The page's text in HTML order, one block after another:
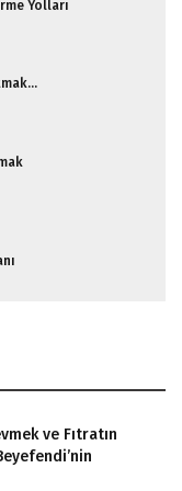
Yolları
ve Fıtratın